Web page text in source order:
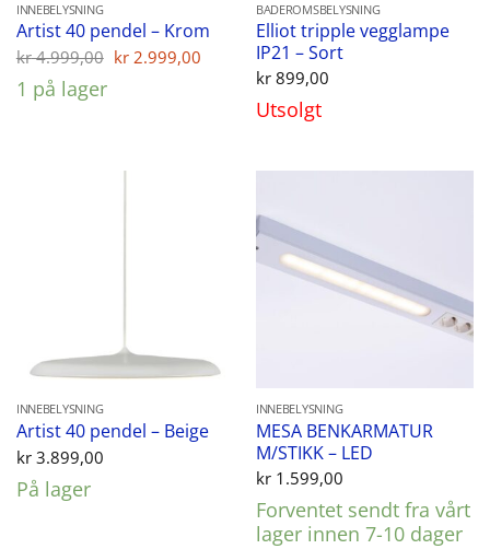
INNEBELYSNING
Artist 40 pendel – Krom
kr4.999,00 Opprinnelig
kr 2.999,00 Nåværende
kr 2.999,00.
1 på lager
BADEROMSBELYSNING
Elliot tripple vegglampe
IP21 – Sort
kr899,00
Utsolgt
INNEBELYSNING
Artist 40 pendel – Beige
kr3.899,00
På lager
INNEBELYSNING
MESA BENKARMATUR
M/STIKK – LED
kr1.599,00
Forventet sendt fra vårt
lager innen 7-10 dager